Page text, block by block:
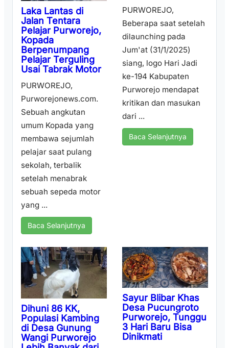
Laka Lantas di
Jalan Tentara
Pelajar Purworejo,
Kopada
Berpenumpang
Pelajar Terguling
Usai Tabrak Motor
PURWOREJO,
Purworejonews.com.
Sebuah angkutan
umum Kopada yang
membawa sejumlah
pelajar saat pulang
sekolah, terbalik
setelah menabrak
sebuah sepeda motor
yang ...
Baca Selanjutnya
PURWOREJO,
Beberapa saat setelah
dilaunching pada
Jum'at (31/1/2025)
siang, logo Hari Jadi
ke-194 Kabupaten
Purworejo mendapat
kritikan dan masukan
dari ...
Baca Selanjutnya
Dihuni 86 KK,
Populasi Kambing
di Desa Gunung
Wangi Purworejo
Sayur Blibar Khas
Desa Pucungroto
Purworejo, Tunggu
3 Hari Baru Bisa
Dinikmati